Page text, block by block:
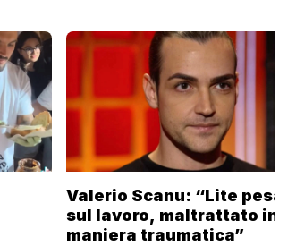
Valerio Scanu: “Lite
sul lavoro, maltrattato in
maniera traumatica”